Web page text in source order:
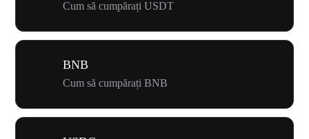
Cum să cumpărați USDT
BNB
Cum să cumpărați BNB